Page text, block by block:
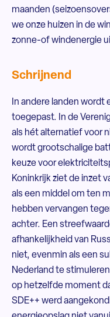
maanden
we onze huizen in de
zonne-of windenergie
Schrijnend
In andere landen wordt
toegepast. In de
als hét alternatief voor
wordt grootschalige
keuze voor
Koninkrijk ziet de inzet
als een middel om ten
hebben vervangen
achter. Een
afhankelijkheid van
niet, evenmin als een
Nederland te
op hetzelfde moment
SDE++ werd